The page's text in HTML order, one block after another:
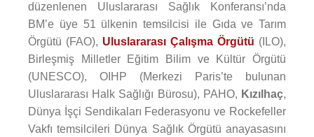
düzenlenen Uluslararası Sağlık Konferansı’nda
BM’e üye 51 ülkenin temsilcisi ile Gıda ve Tarım
Örgütü (FAO), Uluslararası Çalışma Örgütü (ILO),
Birleşmiş Milletler Eğitim Bilim ve Kültür Örgütü
(UNESCO), OIHP (Merkezi Paris’te bulunan
Uluslararası Halk Sağlığı Bürosu), PAHO, Kızılhaç,
Dünya İşçi Sendikaları Federasyonu ve Rockefeller
Vakfı temsilcileri Dünya Sağlık Örgütü anayasasını